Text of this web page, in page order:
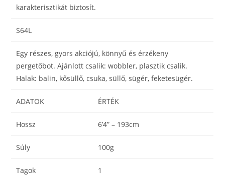
karakterisztikát biztosít.
S64L
Egy részes, gyors akciójú, könnyű és érzékeny
pergetőbot. Ajánlott csalik: wobbler, plasztik csalik.
Halak: balin, kősüllő, csuka, süllő, sügér, feketesügér.
ADATOK ÉRTÉK
Hossz 6’4” – 193cm
Súly 100g
Tagok 1